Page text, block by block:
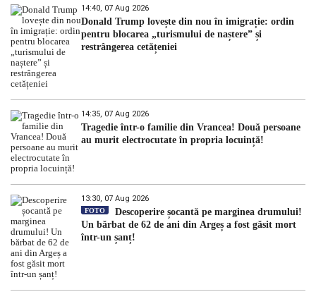
14:40, 07 Aug 2026
Donald Trump lovește din nou în imigrație: ordin
pentru blocarea „turismului de naștere” și
restrângerea cetățeniei
14:35, 07 Aug 2026
Tragedie într-o familie din Vrancea! Două persoane
au murit electrocutate în propria locuință!
13:30, 07 Aug 2026
FOTO
Descoperire șocantă pe marginea drumului!
Un bărbat de 62 de ani din Argeș a fost găsit mort
într-un șanț!